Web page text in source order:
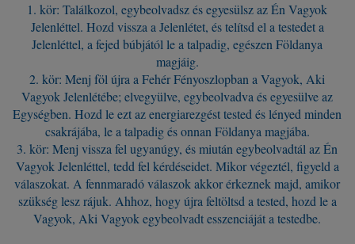
1. kör: Találkozol, egybeolvadsz és egyesülsz az Én Vagyok
Jelenléttel. Hozd vissza a Jelenlétet, és telítsd el a testedet a
Jelenléttel, a fejed búbjától le a talpadig, egészen Földanya
magjáig.
2. kör: Menj föl újra a Fehér Fényoszlopban a Vagyok, Aki
Vagyok Jelenlétébe; elvegyülve, egybeolvadva és egyesülve az
Egységben. Hozd le ezt az energiarezgést tested és lényed minden
csakrájába, le a talpadig és onnan Földanya magjába.
3. kör: Menj vissza fel ugyanúgy, és miután egybeolvadtál az Én
Vagyok Jelenléttel, tedd fel kérdéseidet. Mikor végeztél, figyeld a
válaszokat. A fennmaradó válaszok akkor érkeznek majd, amikor
szükség lesz rájuk. Ahhoz, hogy újra feltöltsd a tested, hozd le a
Vagyok, Aki Vagyok egybeolvadt esszenciáját a testedbe.